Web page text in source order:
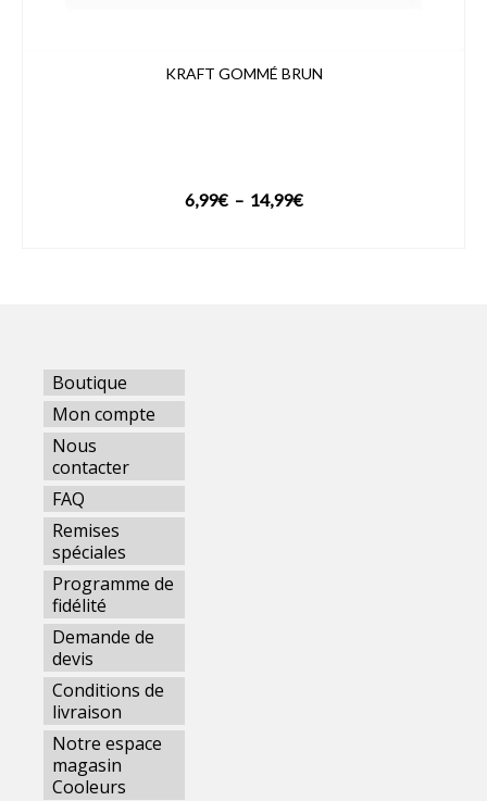
KRAFT GOMMÉ BRUN
6,99€ – 14,99€Plage
Boutique
Mon compte
Nous
contacter
FAQ
Remises
spéciales
Programme de
fidélité
Demande de
devis
Conditions de
livraison
Notre espace
magasin
Cooleurs